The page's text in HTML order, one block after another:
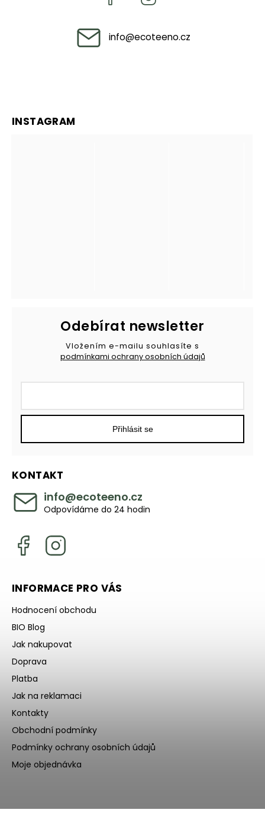
info@ecoteeno.cz
INSTAGRAM
KONTAKT
info@ecoteeno.cz
Odpovídáme do 24 hodin
Odebírat newsletter
Vložením e-mailu souhlasíte s
podmínkami ochrany osobních údajů
Přihlásit se
INFORMACE PRO VÁS
Hodnocení obchodu
BIO Blog
Jak nakupovat
Doprava
Platba
Jak na reklamaci
Kontakty
Obchodní podmínky
Podmínky ochrany osobních údajů
Moje objednávka